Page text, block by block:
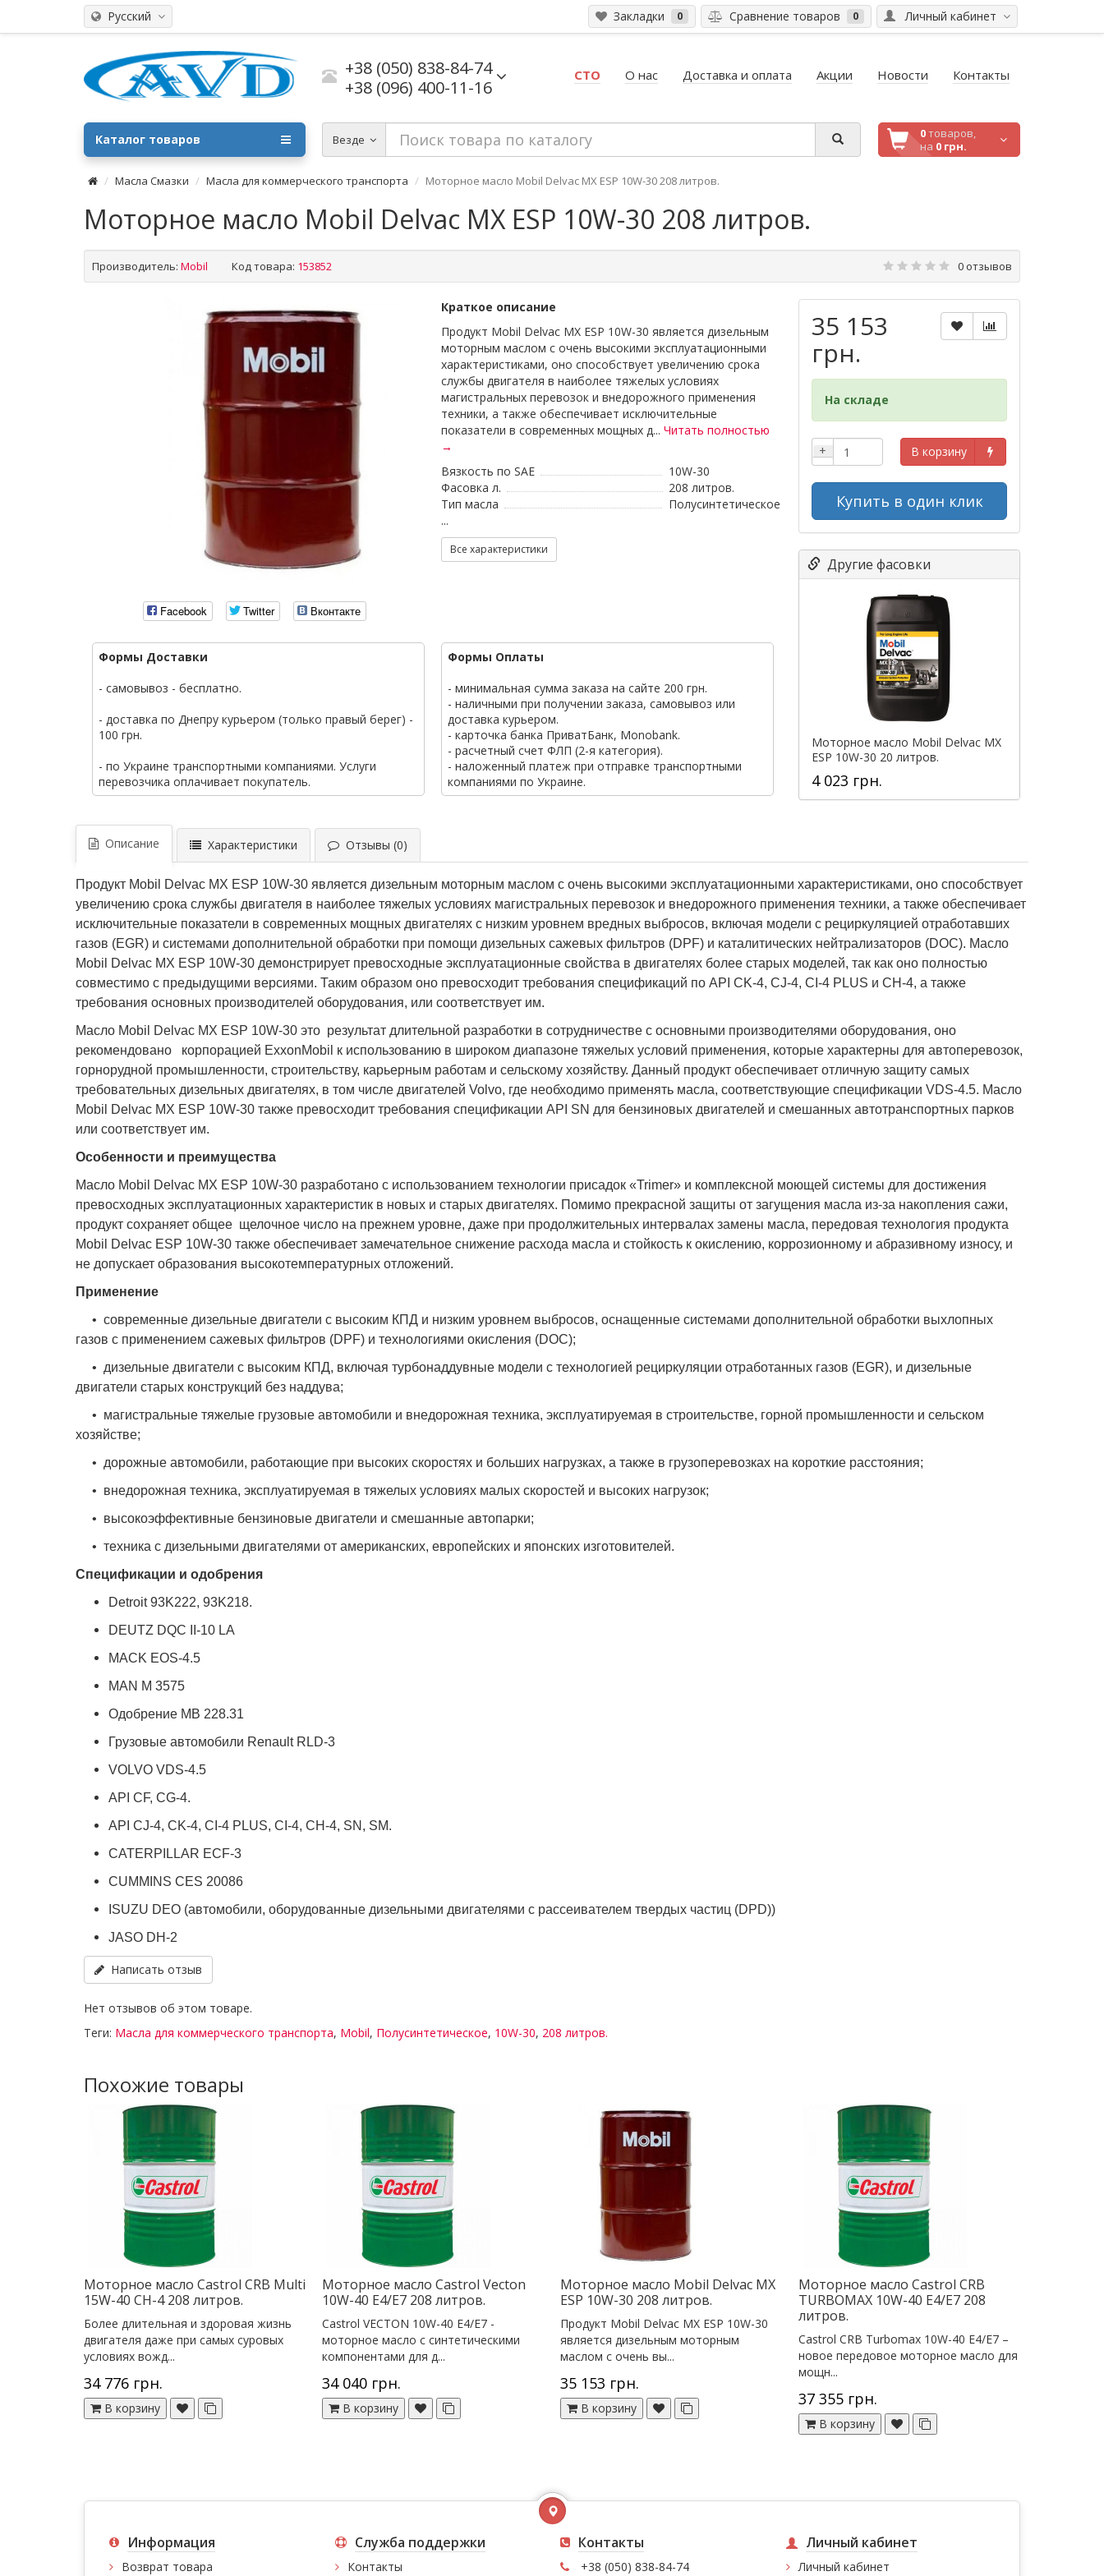
Русский Личный кабинет
Закладки 0 Сравнение товаров 0
+38 (050) 838-84-74
+38 (096) 400-11-16
СТО О нас Доставка и оплата Акции Новости Контакты
Везде 0товаров,
на 0 грн.
Каталог товаров
Масла Смазки Масла для коммерческого транспорта Моторное масло Mobil Delvac MX ESP 10W-30 208 литров.
Моторное масло Mobil Delvac MX ESP 10W-30 208 литров.
Производитель: Mobil Код товара: 153852 0 отзывов
Facebook Twitter Вконтакте
Краткое описание
Продукт Mobil Delvac MX ESP 10W-30 является дизельным
моторным маслом с очень высокими эксплуатационными
характеристиками, оно способствует увеличению срока
службы двигателя в наиболее тяжелых условиях
магистральных перевозок и внедорожного применения
техники, а также обеспечивает исключительные
показатели в современных мощных д... Читать полностью
→
Вязкость по SAE
10W-30
Фасовка л.
208 литров.
Тип масла
Полусинтетическое
...
Все характеристики
Формы Доставки
- самовывоз - бесплатно.
- доставка по Днепру курьером (только правый берег) -
100 грн.
- по Украине транспортными компаниями. Услуги
перевозчика оплачивает покупатель.
Формы Оплаты
- минимальная сумма заказа на сайте 200 грн.
- наличными при получении заказа, самовывоз или
доставка курьером.
- карточка банка ПриватБанк, Monobank.
- расчетный счет ФЛП (2-я категория).
- наложенный платеж при отправке транспортными
компаниями по Украине.
35 153
грн.
На складе
+ В корзину
Купить в один клик
Другие фасовки
Моторное масло Mobil Delvac MX
ESP 10W-30 20 литров.
4 023 грн.
Описание Характеристики Отзывы (0)
Продукт Mobil Delvac MX ESP 10W-30 является дизельным моторным маслом с очень высокими эксплуатационными характеристиками, оно способствует
увеличению срока службы двигателя в наиболее тяжелых условиях магистральных перевозок и внедорожного применения техники, а также обеспечивает
исключительные показатели в современных мощных двигателях с низким уровнем вредных выбросов, включая модели с рециркуляцией отработавших
газов (EGR) и системами дополнительной обработки при помощи дизельных сажевых фильтров (DPF) и каталитических нейтрализаторов (DOC). Масло
Mobil Delvac MX ESP 10W-30 демонстрирует превосходные эксплуатационные свойства в двигателях более старых моделей, так как оно полностью
совместимо с предыдущими версиями. Таким образом оно превосходит требования спецификаций по API CK-4, CJ-4, CI-4 PLUS и CH-4, а также
требования основных производителей оборудования, или соответствует им.
Масло Mobil Delvac MX ESP 10W-30 это результат длительной разработки в сотрудничестве с основными производителями оборудования, оно
рекомендовано корпорацией ExxonMobil к использованию в широком диапазоне тяжелых условий применения, которые характерны для автоперевозок,
горнорудной промышленности, строительству, карьерным работам и сельскому хозяйству. Данный продукт обеспечивает отличную защиту самых
требовательных дизельных двигателях, в том числе двигателей Volvo, где необходимо применять масла, соответствующие спецификации VDS-4.5. Масло
Mobil Delvac MX ESP 10W-30 также превосходит требования спецификации API SN для бензиновых двигателей и смешанных автотранспортных парков
или соответствует им.
Особенности и преимущества
Масло Mobil Delvac MX ESP 10W-30 разработано с использованием технологии присадок «Trimer» и комплексной моющей системы для достижения
превосходных эксплуатационных характеристик в новых и старых двигателях. Помимо прекрасной защиты от загущения масла из-за накопления cажи,
продукт сохраняет общее щелочное число на прежнем уровне, даже при продолжительных интервалах замены масла, передовая технология продукта
Mobil Delvac ESP 10W-30 также обеспечивает замечательное снижение расхода масла и стойкость к окислению, коррозионному и абразивному износу, и
не допускает образования высокотемпературных отложений.
Применение
• современные дизельные двигатели с высоким КПД и низким уровнем выбросов, оснащенные системами дополнительной обработки выхлопных
газов с применением сажевых фильтров (DPF) и технологиями окисления (DOC);
• дизельные двигатели с высоким КПД, включая турбонаддувные модели с технологией рециркуляции отработанных газов (EGR), и дизельные
двигатели старых конструкций без наддува;
• магистральные тяжелые грузовые автомобили и внедорожная техника, эксплуатируемая в строительстве, горной промышленности и сельском
хозяйстве;
• дорожные автомобили, работающие при высоких скоростях и больших нагрузках, а также в грузоперевозках на короткие расстояния;
• внедорожная техника, эксплуатируемая в тяжелых условиях малых скоростей и высоких нагрузок;
• высокоэффективные бензиновые двигатели и смешанные автопарки;
• техника с дизельными двигателями от американских, европейских и японских изготовителей.
Спецификации и одобрения
Detroit 93K222, 93K218.
DEUTZ DQC II-10 LA
MACK EOS-4.5
MAN M 3575
Одобрение MB 228.31
Грузовые автомобили Renault RLD-3
VOLVO VDS-4.5
API CF, CG-4.
API CJ-4, CK-4, CI-4 PLUS, CI-4, CH-4, SN, SM.
CATERPILLAR ECF-3
CUMMINS CES 20086
ISUZU DEO (автомобили, оборудованные дизельными двигателями с рассеивателем твердых частиц (DPD))
JASO DH-2
Написать отзыв
Нет отзывов об этом товаре.
Теги: Масла для коммерческого транспорта, Mobil, Полусинтетическое, 10W-30, 208 литров.
Похожие товары
Моторное масло Castrol CRB Multi
15W-40 CH-4 208 литров.
Более длительная и здоровая жизнь
двигателя даже при самых суровых
условиях вожд...
34 776 грн.
В корзину
Моторное масло Castrol Vecton
10W-40 E4/E7 208 литров.
Castrol VECTON 10W-40 E4/E7 -
моторное масло с синтетическими
компонентами для д...
34 040 грн.
В корзину
Моторное масло Mobil Delvac MX
ESP 10W-30 208 литров.
Продукт Mobil Delvac MX ESP 10W-30
является дизельным моторным
маслом с очень вы...
35 153 грн.
В корзину
Моторное масло Castrol CRB
TURBOMAX 10W-40 E4/E7 208
литров.
Castrol CRB Turbomax 10W-40 E4/E7 –
новое передовое моторное масло для
мощн...
37 355 грн.
В корзину
Информация
Возврат товара
Служба поддержки
Контакты
Контакты
+38 (050) 838-84-74
Личный кабинет
Личный кабинет